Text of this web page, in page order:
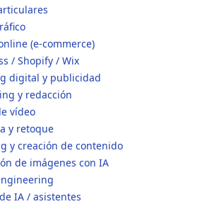
(e-commerce)
/ Shopify / Wix
digital y publicidad
y redacción
vídeo
y retoque
y creación de contenido
de imágenes con IA
IA / asistentes